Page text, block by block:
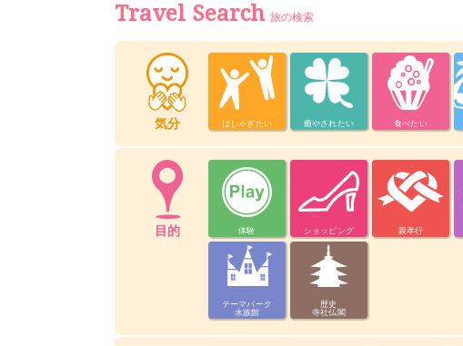
Travel Search 旅の検索
気分 はしゃぎたい 癒やされたい 食べたい
目的 体験 ショッピング 親孝行
テーマパーク
水族館
歴史
寺社仏閣